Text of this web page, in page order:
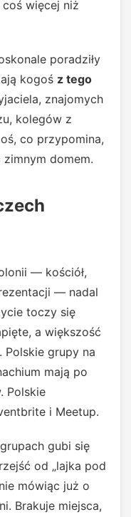
więcej niż
poradziły
kogoś z tego
znajomych
kolegów z
co przypomina,
domem.
— kościół,
— nadal
toczy się
a większość
. Polskie grupy na
mają po
Polskie
i Meetup.
gubi się
od „lajka pod
mówiąc już o
Brakuje miejsca,